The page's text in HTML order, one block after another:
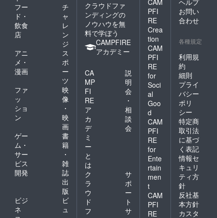
フー
ド・
飲食
店
チ
ャ
レ
ン
ジ
アニ
メ・
漫画
ス
ポ
ー
ツ
ファ
ッ
ショ
ン
映
像
・
映
画
ゲー
ム・
サー
ビス
開発
書
籍
・
雑
誌
出
版
ビジ
ネ
ビ
ュ
クラウドファ
ンディングの
ノウハウを無
料で学ぼう
CAMPFIRE
アカデミー
CA
MP
FI
RE
ア
カ
デ
ミ
ー
と
は
説
明
会
・
相
談
会
ク
ラ
ウ
ド
フ
サ
ポ
ー
ト
サ
CAM
PFI
RE
Crea
tion
CAM
PFI
RE
for
Soci
al
Goo
d
CAM
PFI
RE
for
Ente
rtain
men
t
CAM
PFI
RE
ヘルプ
お問い
合わせ
各種規定
利用規
約
細則
プライ
バシー
ポリ
シー
特定商
取引法
に基づ
く表記
情報セ
キュリ
ティ方
針
反社基
本方針
カスタ